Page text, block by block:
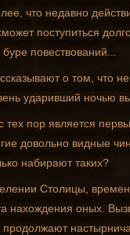
что недавно
поступиться
повествований...
о том, что
ударивший ночью
тех пор является
довольно видные
набирают таких?
Столицы,
нахождения оных.